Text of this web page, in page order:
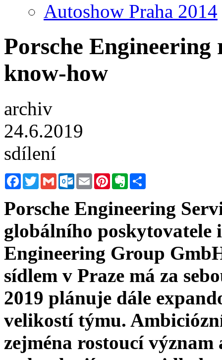
Autoshow Praha 2014
Porsche
know-how
archiv
24.6.2019
sdílení
FacebookTwitterGmail Outlook.com
Email PinterestEvernote
Porsche Engineering
globálního poskytovatele
Engineering Group
sídlem v Praze má za
2019 plánuje dále
velikostí týmu.
zejména rostoucí